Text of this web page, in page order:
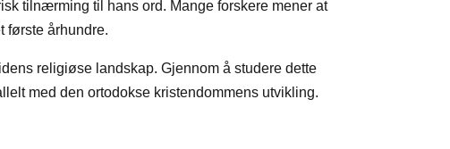
tilnærming til hans ord. Mange forskere mener at
første århundre.
religiøse landskap. Gjennom å studere dette
med den ortodokse kristendommens utvikling.